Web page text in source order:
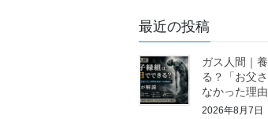
最近の投稿
ガス人間｜
る？「お父
なかった理
2026年8月7日